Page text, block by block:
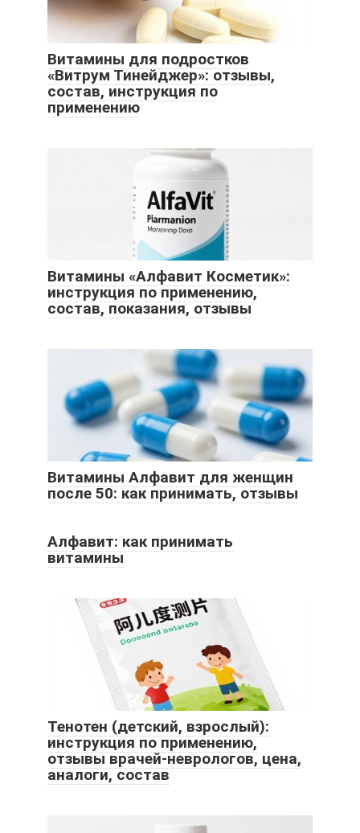
Витамины для подростков
«Витрум Тинейджер»: отзывы,
состав, инструкция по
применению
Витамины «Алфавит Косметик»:
инструкция по применению,
состав, показания, отзывы
Витамины Алфавит для женщин
после 50: как принимать, отзывы
Алфавит: как принимать
витамины
Тенотен (детский, взрослый):
инструкция по применению,
отзывы врачей-неврологов, цена,
аналоги, состав